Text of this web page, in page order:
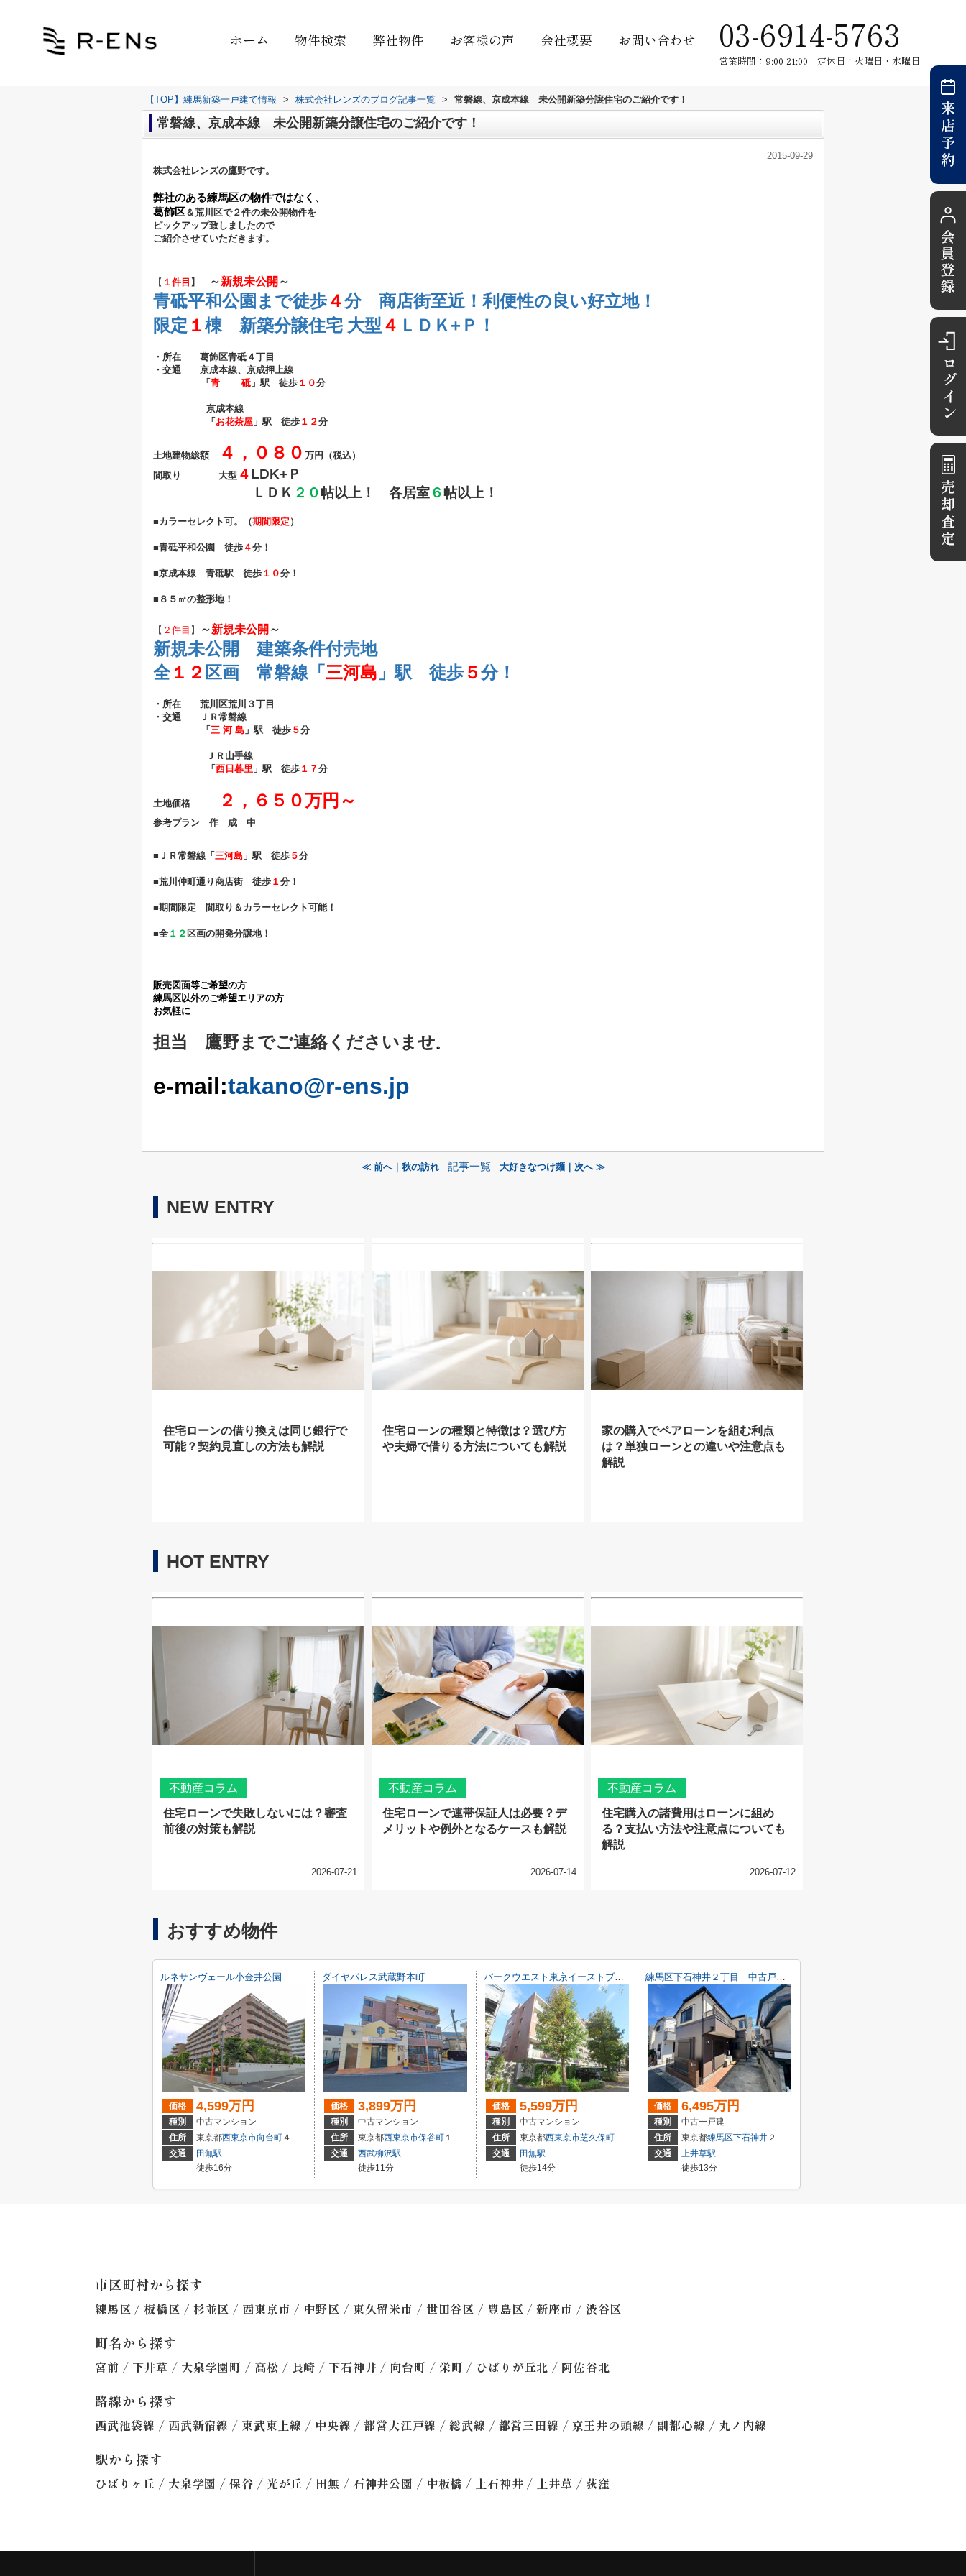
ホーム 物件検索 弊社物件 お客様の声 会社概要 お問い合わせ 03-6914-5763
営業時間：9:00-21:00 定休日：火曜日・水曜日
【TOP】練馬新築一戸建て情報 > 株式会社レンズのブログ記事一覧 > 常磐線、京成本線 未公開新築分譲住宅のご紹介です！
常磐線、京成本線 未公開新築分譲住宅のご紹介です！
2015-09-29
株式会社レンズの鷹野です。
弊社のある練馬区の物件ではなく、
葛飾区 ＆荒川区で２件の未公開物件を
ピックアップ致しましたので
ご紹介させていただきます。
【 １件目 】 ～新規未公開 ～
青砥平和公園まで徒歩４分 商店街至近！利便性の良い好立地！
限定 １棟 新築分譲住宅 大型 ４ ＬＤＫ + Ｐ！
・所在 葛飾区青砥４丁目
・交通 京成本線、京成押上線
「 青 砥」駅 徒歩１０分
京成本線
「 お花茶屋」駅 徒歩１２分
土地建物総額 ４，０８０ 万円（税込）
間取り 大型 ４LDK+ Ｐ
ＬＤＫ ２０帖以上！ 各居室６帖以上！
■カラーセレクト可。（期間限定 ）
■青砥平和公園 徒歩 ４分！
■京成本線 青砥駅 徒歩 １０分！
■８５㎡の整形地！
【 ２件目 】 ～新規未公開 ～
新規未公開 建築条件付売地
全１２ 区画 常磐線「 三河島 」駅 徒歩 ５分！
・所在 荒川区荒川３丁目
・交通 ＪＲ常磐線
「 三 河 島」駅 徒歩５分
ＪＲ山手線
「 西日暮里」駅 徒歩１７ 分
土地価格 ２，６５０万円～
参考プラン 作 成 中
■ＪＲ常磐線「 三河島 」駅 徒歩 ５分
■荒川仲町通り商店街 徒歩 １分！
■期間限定 間取り＆カラーセレクト可能！
■全 １２ 区画の開発分譲地！
販売図面等ご希望の方
練馬区以外のご希望エリアの方
お気軽に
担当 鷹野までご連絡くださいませ。
e-mail:takano@r-ens.jp
≪ 前へ｜秋の訪れ 記事一覧 大好きなつけ麺｜次へ ≫
NEW ENTRY
住宅ローンの借り換えは同じ銀行で
可能？契約見直しの方法も解説
住宅ローンの種類と特徴は？選び方
や夫婦で借りる方法についても解説
家の購入でペアローンを組む利点
は？単独ローンとの違いや注意点も
解説
HOT ENTRY
不動産コラム
住宅ローンで失敗しないには？審査
前後の対策も解説
2026-07-21
不動産コラム
住宅ローンで連帯保証人は必要？デ
メリットや例外となるケースも解説
2026-07-14
不動産コラム
住宅購入の諸費用はローンに組め
る？支払い方法や注意点についても
解説
2026-07-12
おすすめ物件
ルネサンヴェール小金井公園
価格 4,599万円
種別
中古マンション
住所
東京都西東京市向台町４丁目
交通
田無駅
徒歩16分
ダイヤパレス武蔵野本町
価格 3,899万円
種別
中古マンション
住所
東京都西東京市保谷町 １丁目
交通
西武柳沢駅
徒歩11分
価格 5,599万円
種別
中古マンション
住所
東京都西東京市芝久保町 １丁目
交通
田無駅
徒歩14分
価格 6,495万円
種別
中古一戸建
住所
東京都練馬区下石神井 ２丁目
交通
上井草駅
徒歩13分
市区町村から探す
練馬区 / 板橋区 / 杉並区 / 西東京市 / 中野区 / 東久留米市 / 世田谷区 / 豊島区 / 新座市 / 渋谷区
町名から探す
宮前 / 下井草 / 大泉学園町 / 高松 / 長崎 / 下石神井 / 向台町 / 栄町 / ひばりが丘北 / 阿佐谷北
路線から探す
西武池袋線 / 西武新宿線 / 東武東上線 / 中央線 / 都営大江戸線 / 総武線 / 都営三田線 / 京王井の頭線 / 副都心線 / 丸ノ内線
駅から探す
ひばりヶ丘 / 大泉学園 / 保谷 / 光が丘 / 田無 / 石神井公園 / 中板橋 / 上石神井 / 上井草 / 荻窪